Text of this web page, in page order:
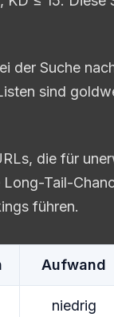
der Suche
sind
die für
Tail-
führen.
Aufwand
niedrig